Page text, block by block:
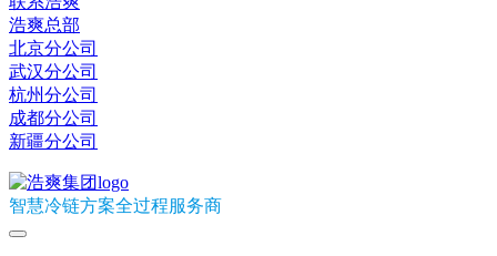
浩爽总部
北京分公司
武汉分公司
杭州分公司
成都分公司
新疆分公司
智慧冷链方案全过程服务商